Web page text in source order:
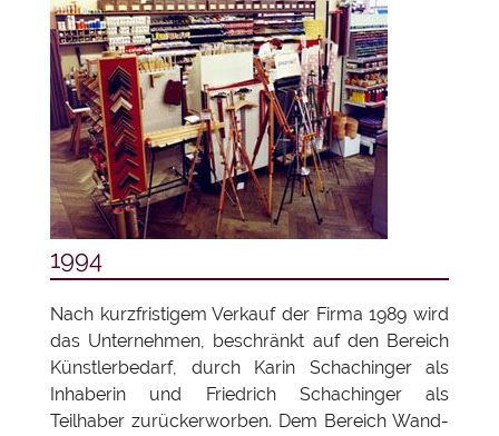
1994
Nach kurzfristigem Verkauf der Firma 1989 wird
das Unternehmen, beschränkt auf den Bereich
Künstlerbedarf, durch Karin Schachinger als
Inhaberin und Friedrich Schachinger als
Teilhaber zurückerworben. Dem Bereich Wand-